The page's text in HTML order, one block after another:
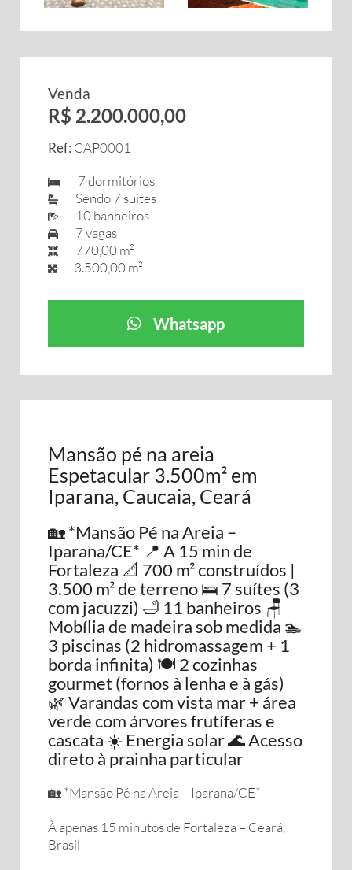
Venda
R$ 2.200.000,00
Ref: CAP0001
7 dormitórios
Sendo 7 suítes
10 banheiros
7 vagas
770,00 m²
3.500,00 m²
Whatsapp
Mansão pé na areia
Espetacular 3.500m² em
Iparana, Caucaia, Ceará
🏡 *Mansão Pé na Areia –
Iparana/CE* 📍 A 15 min de
Fortaleza 📐 700 m² construídos |
3.500 m² de terreno 🛌 7 suítes (3
com jacuzzi) 🛁 11 banheiros 🪑
Mobília de madeira sob medida 🏊
3 piscinas (2 hidromassagem + 1
borda infinita) 🍽️ 2 cozinhas
gourmet (fornos à lenha e à gás)
🌿 Varandas com vista mar + área
verde com árvores frutíferas e
cascata ☀️ Energia solar 🌊 Acesso
direto à prainha particular
🏡 *Mansão Pé na Areia – Iparana/CE*
À apenas 15 minutos de Fortaleza – Ceará,
Brasil